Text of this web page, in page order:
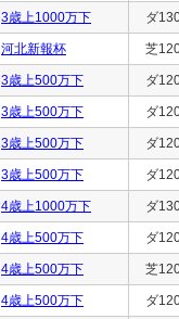
3歳上1000万下 ダ
河北新報杯 芝
3歳上500万下 ダ
3歳上500万下 ダ
3歳上500万下 ダ
3歳上500万下 ダ
4歳上1000万下 ダ
4歳上500万下 ダ
4歳上500万下 芝
4歳上500万下 ダ